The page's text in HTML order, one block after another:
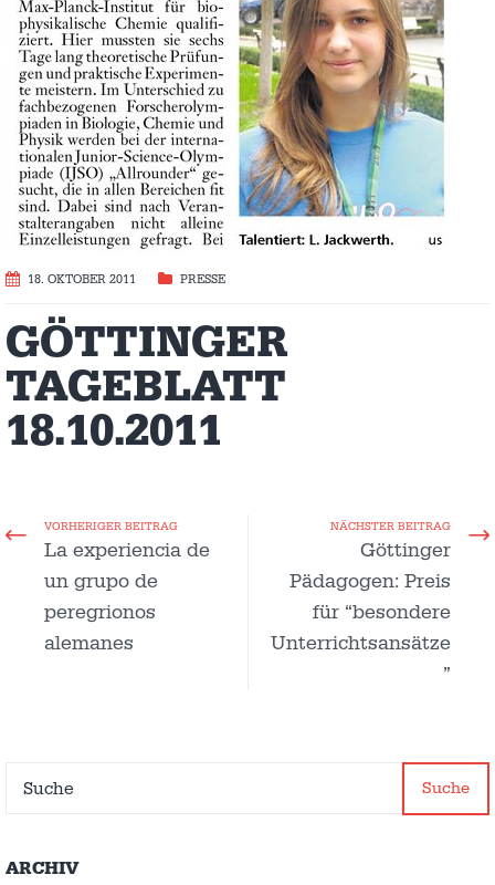
18. OKTOBER 2011 PRESSE
GÖTTINGER
TAGEBLATT
18.10.2011
VORHERIGER BEITRAG
La experiencia de
un grupo de
peregrionos
alemanes
NÄCHSTER BEITRAG
Göttinger
Pädagogen: Preis
für “besondere
Unterrichtsansätze
”
Suche
ARCHIV